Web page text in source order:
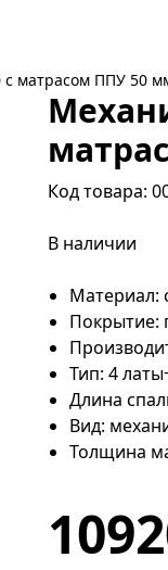
матрасом ППУ 50
Код товара:
В наличии
Материал:
Покрытие:
Тип: 4
Длина
Вид:
Толщина